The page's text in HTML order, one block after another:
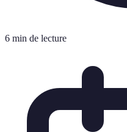
6 min de lecture